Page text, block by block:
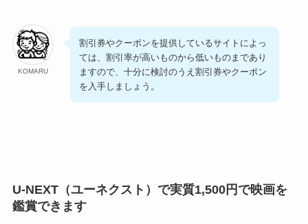
KOMARU
割引券やクーポンを提供しているサイトによっ
ては、割引率が高いものから低いものまであり
ますので、十分に検討のうえ割引券やクーポン
を入手しましょう。
U-NEXT（ユーネクスト）で実質1,500円で映画を
鑑賞できます